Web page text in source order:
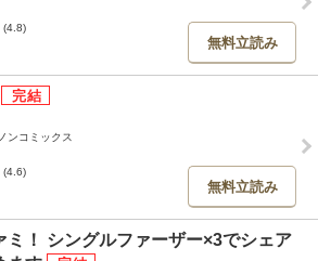
(4.8)
無料立読み
ンコミックス
(4.6)
無料立読み
ミ！ シングルファーザー×3でシェア